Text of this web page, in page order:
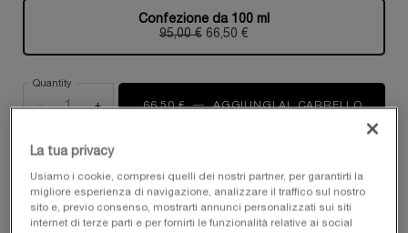
Selezionato
Confezione da 100 ml
Old price
95,00 € New price
66,50 €
, 1 di 1
−
Quantity
+ 66,50 € ― AGGIUNGI AL CARRELLOÔ OUI
LA TUA BELLEZZA, OVUNQUE TU VADA​ ️️️
I TUOI ESSENZIALI ON-THE-GO PER UN'ESTATE
RADIOSA​
La tua privacy
Usiamo i cookie, compresi quelli dei nostri partner, per garantirti la
migliore esperienza di navigazione, analizzare il traffico sul nostro
sito e, previo consenso, mostrarti annunci personalizzati sui siti
internet di terze parti e per fornirti le funzionalità relative ai social